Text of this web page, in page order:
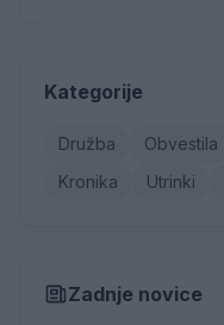
Kategorije
Družba Obvestila
Kronika
Utrinki
Zadnje novice